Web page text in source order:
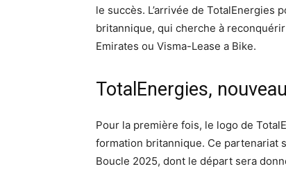
le succès. L’arrivée de
britannique, qui cherche à
Emirates ou Visma-Lease a Bike.
TotalEnergies,
Pour la première fois, le logo de
formation britannique. Ce partenariat
Boucle 2025, dont le départ sera